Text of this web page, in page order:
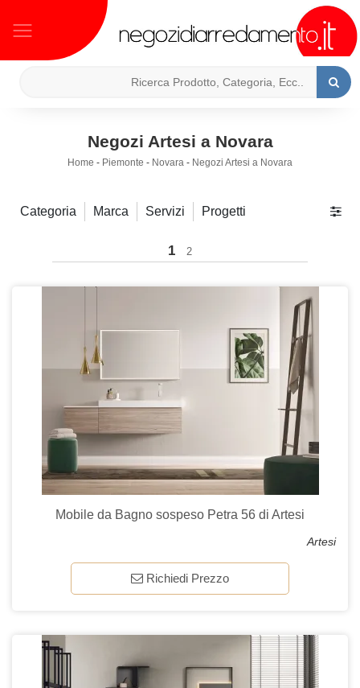
Negozi Artesi a Novara
Home - Piemonte - Novara - Negozi Artesi a Novara
Categoria Marca Servizi Progetti
1 2
Mobile da Bagno sospeso Petra 56 di Artesi
Artesi
Richiedi Prezzo